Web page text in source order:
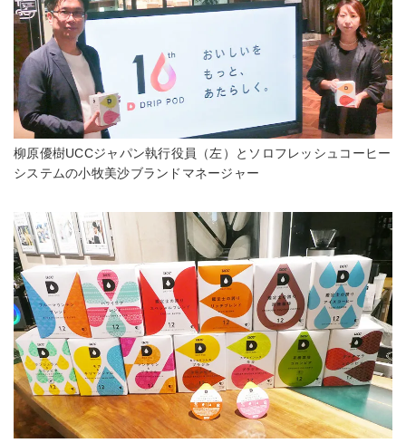
柳原優樹UCCジャパン執行役員（左）とソロフレッシュコーヒー
システムの小牧美沙ブランドマネージャー